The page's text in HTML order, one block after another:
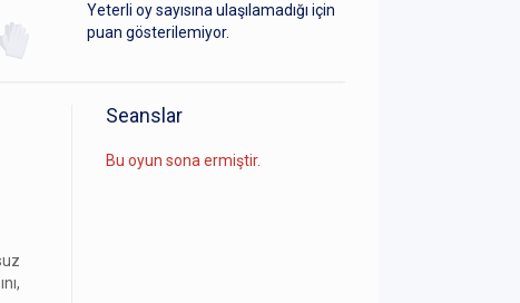
Yeterli oy sayısına ulaşılamadığı için
puan gösterilemiyor.
Seanslar
Bu oyun sona ermiştir.